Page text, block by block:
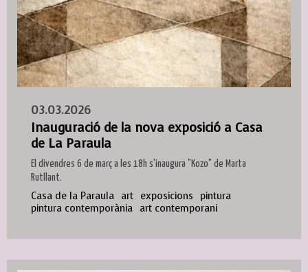
03.03.2026
Inauguració de la nova exposició a Casa
de La Paraula
El divendres 6 de març a les 18h s'inaugura "Kozo" de Marta
Rutllant.
Casa de la Paraula art exposicions pintura
pintura contemporània art contemporani